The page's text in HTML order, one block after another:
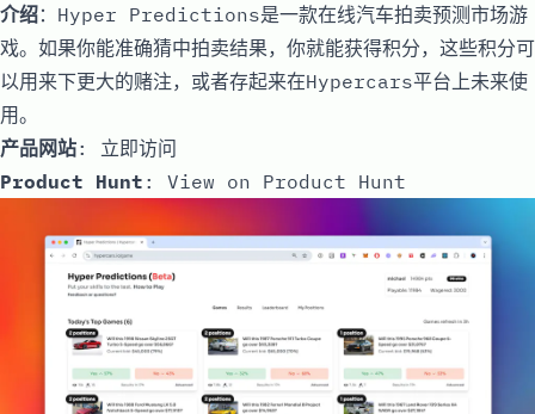
介绍：Hyper Predictions是一款在线汽车拍卖预测市场游
戏。如果你能准确猜中拍卖结果，你就能获得积分，这些积分可
以用来下更大的赌注，或者存起来在Hypercars平台上未来使
用。
产品网站: 立即访问
Product Hunt : View on Product Hunt